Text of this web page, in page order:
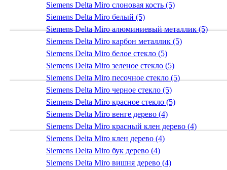
Siemens Delta Miro слоновая кость (5)
Siemens Delta Miro белый (5)
Siemens Delta Miro алюминиевый металлик (5)
Siemens Delta Miro карбон металлик (5)
Siemens Delta Miro белое стекло (5)
Siemens Delta Miro зеленое стекло (5)
Siemens Delta Miro песочное стекло (5)
Siemens Delta Miro черное стекло (5)
Siemens Delta Miro красное стекло (5)
Siemens Delta Miro венге дерево (4)
Siemens Delta Miro красный клен дерево (4)
Siemens Delta Miro клен дерево (4)
Siemens Delta Miro бук дерево (4)
Siemens Delta Miro вишня дерево (4)